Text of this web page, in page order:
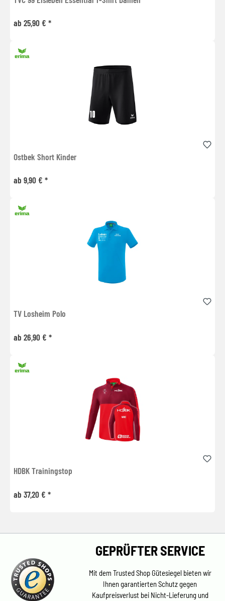
ab 25,90 € *
Ostbek Short Kinder
ab 9,90 € *
TV Losheim Polo
ab 26,90 € *
HDBK Trainingstop
ab 37,20 € *
GEPRÜFTER SERVICE
Mit dem Trusted Shop Gütesiegel bieten wir
Ihnen garantierten Schutz gegen
Kaufpreisverlust bei Nicht-Lieferung und